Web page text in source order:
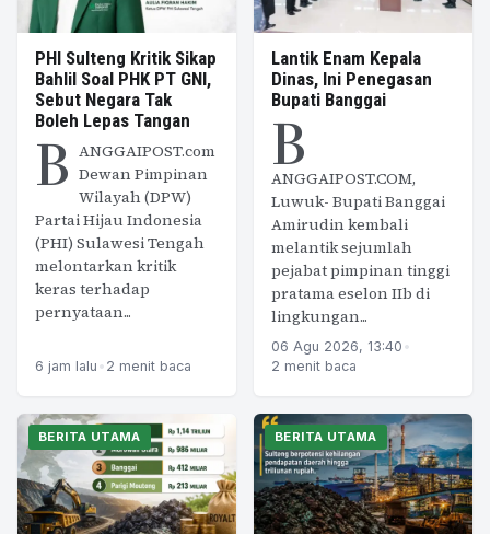
PHI Sulteng Kritik Sikap
Bahlil Soal PHK PT GNI,
Sebut Negara Tak
Boleh Lepas Tangan
B ANGGAIPOST.com
Dewan Pimpinan
Wilayah (DPW)
Partai Hijau Indonesia
(PHI) Sulawesi Tengah
melontarkan kritik
keras terhadap
pernyataan...
6 jam lalu • 2 menit baca
Lantik Enam Kepala
Dinas, Ini Penegasan
Bupati Banggai
B
ANGGAIPOST.COM,
Luwuk- Bupati Banggai
Amirudin kembali
melantik sejumlah
pejabat pimpinan tinggi
pratama eselon IIb di
lingkungan...
06 Agu 2026, 13:40 •
2 menit baca
BERITA UTAMA BERITA UTAMA